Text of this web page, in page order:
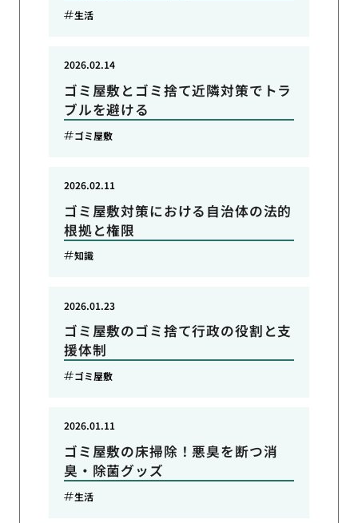
生活
ゴミ屋敷とゴミ捨て近隣対策でトラ
ブルを避ける
2026.02.14
ゴミ屋敷
ゴミ屋敷対策における自治体の法的
根拠と権限
2026.02.11
知識
ゴミ屋敷のゴミ捨て行政の役割と支
援体制
2026.01.23
ゴミ屋敷
ゴミ屋敷の床掃除！悪臭を断つ消
臭・除菌グッズ
2026.01.11
生活